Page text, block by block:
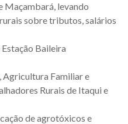
Maçambará, levando
sobre tributos, salários
Baileira
Agricultura Familiar e
Rurais de Itaqui e
de agrotóxicos e